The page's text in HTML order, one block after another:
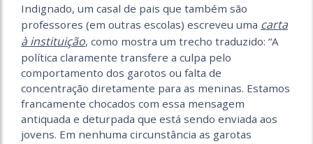
Indignado, um casal de pais que também são
professores (em outras escolas) escreveu uma carta
à instituição, como mostra um trecho traduzido: “A
política claramente transfere a culpa pelo
comportamento dos garotos ou falta de
concentração diretamente para as meninas. Estamos
francamente chocados com essa mensagem
antiquada e deturpada que está sendo enviada aos
jovens. Em nenhuma circunstância as garotas